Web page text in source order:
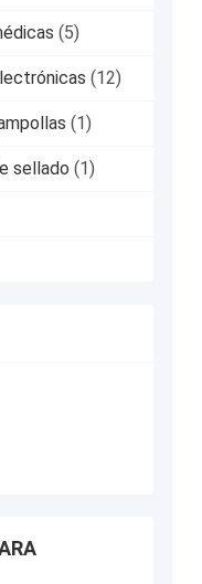
(5)
(12)
(1)
sellado (1)